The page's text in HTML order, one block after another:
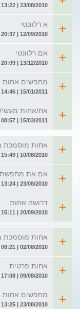
23/08/2010 | 13:22 | מאת: טובה
א רלוונטי
12/09/2010 | 20:37 | מאת: מחפת
אם רלוונטי
13/12/2010 | 20:09 | מאת: מ
מחפשים אחות
15/01/2011 | 14:46 | מאת: אלון
אח/אחות
15/03/2011 | 08:57 | מאת: ליאת
אחות מוסמכת
10/08/2010 | 15:49 | מאת: ***
אם את מחפשת
23/08/2010 | 13:24 | מאת: טובה
דרושה אחות
20/09/2010 | 15:11 | מאת: יהודית
אחות
02/08/2010 | 08:21 | מאת: ילנה
אחות פרטית
09/08/2010 | 17:08 | מאת: בי הרמן
מחפשים אחות
23/08/2010 | 13:25 | מאת: טובה